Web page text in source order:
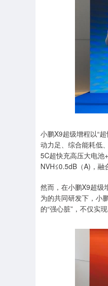
小鹏X9超级增程以“
动力足、综合能耗低
5C超快充高压大电池
NVH≤0.5dB（A)，融
然而，在小鹏X9超级
为的共同研发下，小
的“强心脏”，不仅实